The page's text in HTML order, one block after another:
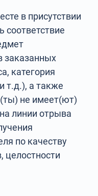
в присутствии
соответствие
заказанных
категория
т.д.), а также
не имеет(ют)
линии отрыва
по качеству
целостности